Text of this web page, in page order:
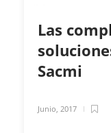
Las
Sacmi
Junio, 2017